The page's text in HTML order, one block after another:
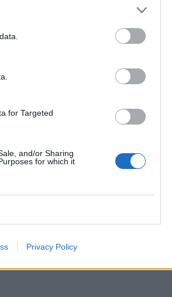
for Targeted
and/or Sharing
for which it
Privacy Policy